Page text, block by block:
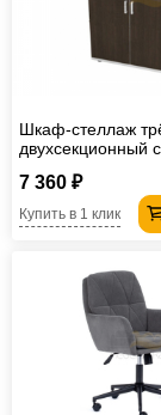
Шкаф-стеллаж
двухсекционный
7 360 ₽
Купить в 1 клик